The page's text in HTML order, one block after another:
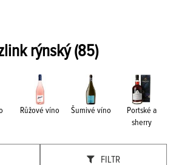
rýnský(85)
Růžové víno Šumivé víno
Portské a
sherry
FILTR